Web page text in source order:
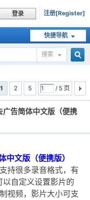
登录 注册[Register]
快捷导航
搜索
索
1
2 5 / 5 页
广告简体中文版（便携
文版（便携版）
持很多录音格式，有
以自定义设置影片的
视频，影片大小可支